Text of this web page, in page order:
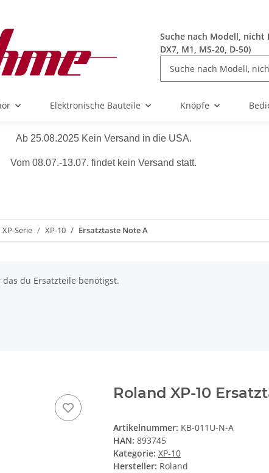
Suche nach Modell, nicht
DX7, M1, MS-20, D-50)
Elektronische Bauteile Knöpfe
Ab 25.08.2025 Kein Versand in die USA.
Vom 08.07.-13.07. findet kein Versand statt.
XP-Serie XP-10 Ersatztaste Note A
du Ersatzteile benötigst.
Roland XP-10
Artikelnummer: KB-011U-N-A
HAN: 893745
Kategorie: XP-10
Hersteller: Roland